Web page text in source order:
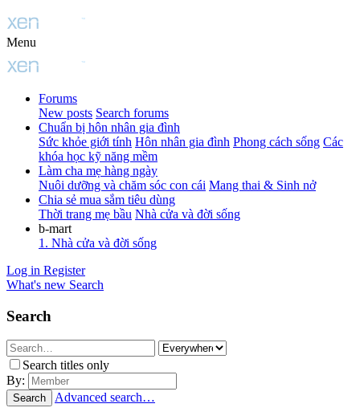
Menu
Forums
New posts Search forums
Chuẩn bị hôn nhân gia đình
Sức khỏe giới tính Hôn nhân gia đình Phong cách sống Các
khóa học kỹ năng mềm
Làm cha mẹ hàng ngày
Nuôi dưỡng và chăm sóc con cái Mang thai & Sinh nở
Chia sẻ mua sắm tiêu dùng
Thời trang mẹ bầu Nhà cửa và đời sống
b-mart
1. Nhà cửa và đời sống
Log in Register
What's new Search
Search
Search titles only
By:
Search Advanced search…